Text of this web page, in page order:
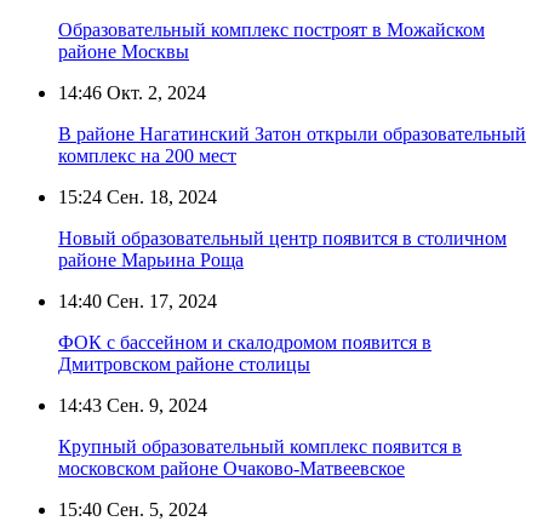
Образовательный комплекс построят в Можайском
районе Москвы
14:46 Окт. 2, 2024
В районе Нагатинский Затон открыли образовательный
комплекс на 200 мест
15:24 Сен. 18, 2024
Новый образовательный центр появится в столичном
районе Марьина Роща
14:40 Сен. 17, 2024
ФОК с бассейном и скалодромом появится в
Дмитровском районе столицы
14:43 Сен. 9, 2024
Крупный образовательный комплекс появится в
московском районе Очаково-Матвеевское
15:40 Сен. 5, 2024